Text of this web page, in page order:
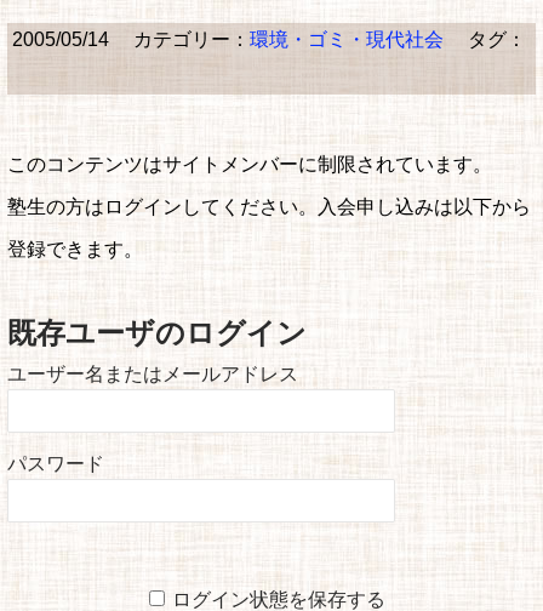
2005/05/14 カテゴリー： 環境・ゴミ・現代社会 タグ：
このコンテンツはサイトメンバーに制限されています。
塾生の方はログインしてください。入会申し込みは以下から
登録できます。
既存ユーザのログイン
ユーザー名またはメールアドレス
パスワード
ログイン状態を保存する